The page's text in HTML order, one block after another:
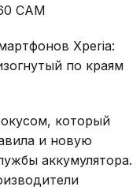
CAM
Xperia:
по краям
который
и новую
аккумулятора.